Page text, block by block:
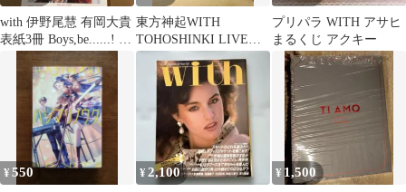
with 伊野尾慧 有岡大貴
表紙3冊 Boys,be......! い
のあり
東方神起WITH
TOHOSHINKI LIVE
TOUR 2015
プリパラ WITH アサヒ
まるくじ アクキー
¥550 ¥2,100 ¥ 1,500